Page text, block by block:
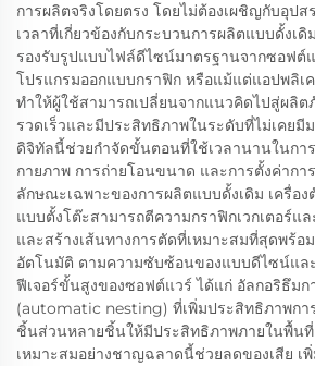
การผลิตจริงโดยตรง โดยไม่ต้องเผชิญกับอุป
เวลาที่เกี่ยวข้องกับกระบวนการผลิตแบบดั้งเดิ
รองรับรูปแบบไฟล์ดีไซน์มาตรฐานจากซอฟต์
โปรแกรมออกแบบกราฟิก หรือแม้แต่แอปพลิ
ทำให้ผู้ใช้สามารถเปลี่ยนจากแนวคิดไปสู่ผลิ
รวดเร็วและมีประสิทธิภาพในระดับที่ไม่เคยมี
ดิจิทัลนี้ช่วยกำจัดขั้นตอนที่ใช้เวลานานในกา
กายภาพ การถ่ายโอนขนาด และการตั้งค่ากา
ลักษณะเฉพาะของการผลิตแบบดั้งเดิม เครื่อง
แบบตั้งโต๊ะสามารถตีความกราฟิกเวกเตอร์แ
และสร้างเส้นทางการตัดที่เหมาะสมที่สุดพร้อ
อัตโนมัติ ตามความซับซ้อนของแบบดีไซน์แ
ฟีเจอร์ขั้นสูงของซอฟต์แวร์ ได้แก่ อัลกอริธึมก
(automatic nesting) ที่เพิ่มประสิทธิภาพกา
ชิ้นส่วนหลายชิ้นให้มีประสิทธิภาพภายในพื้น
เหมาะสมอย่างชาญฉลาดนี้ช่วยลดของเสีย เ